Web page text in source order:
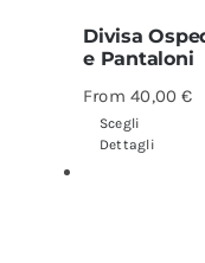
Divisa
e Pantaloni
From40,00€
Scegli
Dettagli